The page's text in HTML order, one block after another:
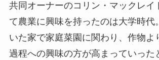
共同オーナーのコリン・マックレイ
て農業に興味を持ったのは大学時代
いた家で家庭菜園に関わり、作物よ
過程への興味の方が高まっていった